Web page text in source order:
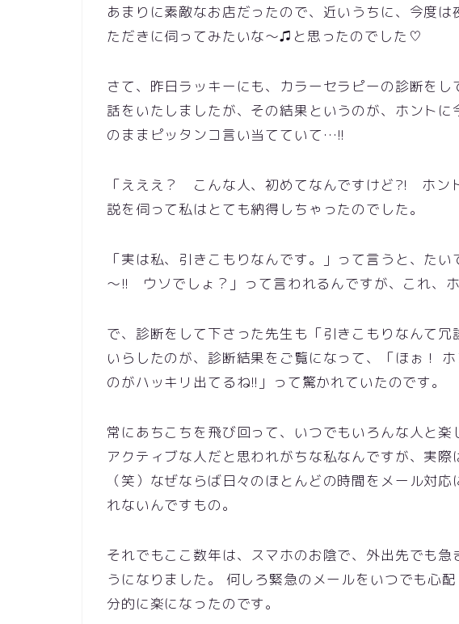
あまりに素敵なお店だったので、近いうちに、今度
ただきに伺ってみたいな～♫と思ったのでした♡
さて、昨日ラッキーにも、カラーセラピーの診断を
話をいたしましたが、その結果というのが、ホント
のままピッタンコ言い当てていて…!!
「えええ？ こんな人、初めてなんですけど?! ホン
説を伺って私はとても納得しちゃったのでした。
「実は私、引きこもりなんです。」って言うと、た
～!! ウソでしょ？」って言われるんですが、これ、
で、診断をして下さった先生も「引きこもりなんて
いらしたのが、診断結果をご覧になって、「ほぉ！
のがハッキリ出てるね!!」って驚かれていたのです。
常にあちこちを飛び回って、いつでもいろんな人と
アクティブな人だと思われがちな私なんですが、実
（笑）なぜならば日々のほとんどの時間をメール対
れないんですもの。
それでもここ数年は、スマホのお陰で、外出先でも
うになりました。 何しろ緊急のメールをいつでも心
分的に楽になったのです。